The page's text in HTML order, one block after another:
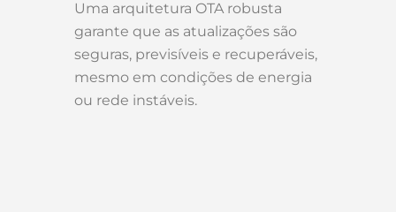
Uma arquitetura OTA robusta
garante que as atualizações são
seguras, previsíveis e recuperáveis,
mesmo em condições de energia
ou rede instáveis.